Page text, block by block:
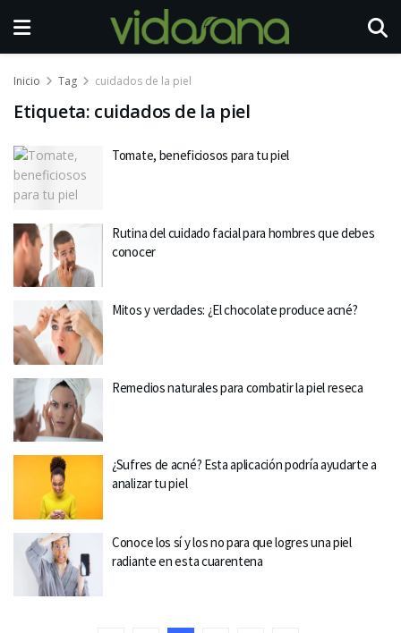
Inicio Tag cuidados de la piel
Etiqueta: cuidados de la piel
Tomate, beneficiosos para tu piel
Rutina del cuidado facial para hombres que debes
conocer
Mitos y verdades: ¿El chocolate produce acné?
Remedios naturales para combatir la piel reseca
¿Sufres de acné? Esta aplicación podría ayudarte a
analizar tu piel
Conoce los sí y los no para que logres una piel
radiante en esta cuarentena